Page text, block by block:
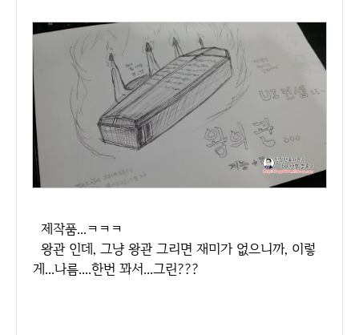
제작품...ㅋㅋㅋ
왕관 인데, 그냥 왕관 그리면 재미가 없으니까, 이렇
게...나름....한번 꽈서...그린???